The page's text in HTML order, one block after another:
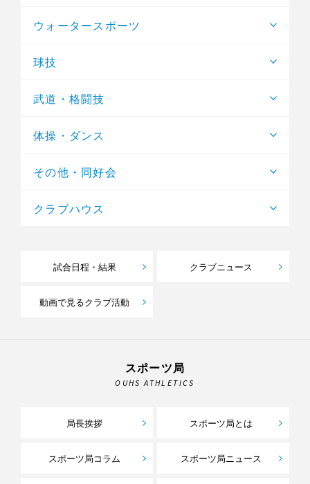
ウォータースポーツ
球技
武道・格闘技
体操・ダンス
その他・同好会
クラブハウス
試合日程・結果 クラブニュース
動画で見るクラブ活動
スポーツ局
OUHS ATHLETICS
局長挨拶 スポーツ局とは
スポーツ局コラム スポーツ局ニュース